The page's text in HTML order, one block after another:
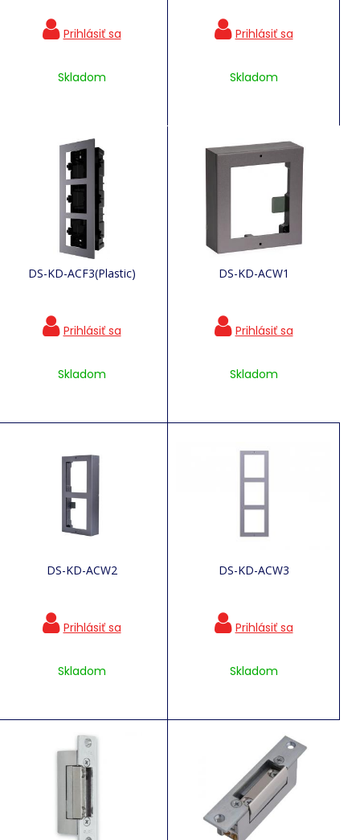
Skladom Skladom
DS-KD-ACF3(Plastic)
Skladom
DS-KD-ACW1
Skladom
DS-KD-ACW2
Skladom
DS-KD-ACW3
Skladom